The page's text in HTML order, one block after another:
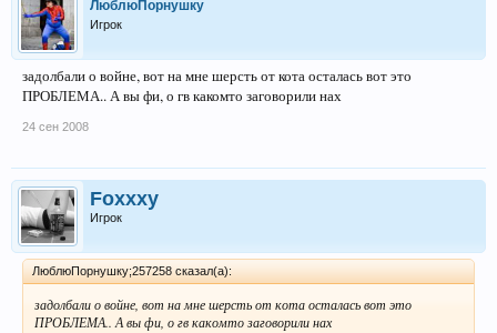
ЛюблюПорнушку
Игрок
задолбали о войне, вот на мне шерсть от кота осталась вот это
ПРОБЛЕМА.. А вы фи, о гв какомто заговорили нах
24 сен 2008
Foxxxy
Игрок
ЛюблюПорнушку;257258 сказал(а):
задолбали о войне, вот на мне шерсть от кота осталась вот это
ПРОБЛЕМА.. А вы фи, о гв какомто заговорили нах